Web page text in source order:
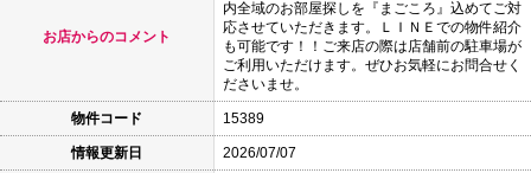
お店からのコメント
内全域のお部屋探しを『まごころ』込めてご対
応させていただきます。ＬＩＮＥでの物件紹介
も可能です！！ご来店の際は店舗前の駐車場が
ご利用いただけます。ぜひお気軽にお問合せく
ださいませ。
物件コード 15389
情報更新日 2026/07/07